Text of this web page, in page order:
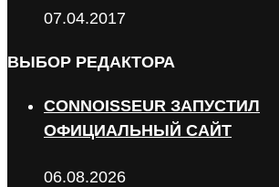
07.04.2017
ВЫБОР РЕДАКТОРА
CONNOISSEUR ЗАПУСТИЛ
ОФИЦИАЛЬНЫЙ САЙТ
06.08.2026